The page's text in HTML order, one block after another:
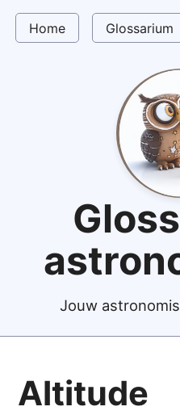
Home Glossarium
Jouw
Altitude